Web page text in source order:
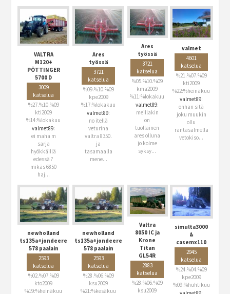
VALTRA
M120+
PÖTTINGER
5700 D
3009
katselua
%27.%10.%09
kti2009
%14:%lokakuu
valmet89:
ei maha m
sarja
hyökkäillä
edessä ?
mikäs 6850
haj...
Ares
työssä
3721
katselua
%09.%10.%09
kpe2009
%17:%lokakuu
valmet89:
no itellä
veturina
valtra 8350.
ja
tasamaalla
mene...
Ares
työssä
3721
katselua
%05.%10.%09
kma2009
%11:%lokakuu
valmet89:
meillakin
on
tuollainen
ares olluna
jo kolme
syksy...
valmet
4601
katselua
%21.%07.%09
kti2009
%22:%heinäkuu
valmet89:
onhan sitä
joku muukin
ollu
rantasalmella
vetokiso...
newholland
ts135a+jondeere
578 paalain
2593
katselua
%02.%07.%09
kto2009
%19:%heinäkuu
newholland
ts135a+jondeere
578 paalain
2593
katselua
%28.%06.%09
ksu2009
%21:%kesäkuu
Valtra
8050 IC ja
Krone
Titan
GL54R
2883
katselua
%28.%06.%09
ksu2009
simulta3000
&
casemx110
2945
katselua
%24.%04.%09
kpe2009
%09:%huhtikuu